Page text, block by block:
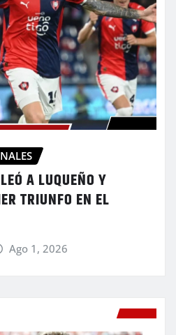
A LUQUEÑO Y
TRIUNFO EN EL
Ago 1, 2026